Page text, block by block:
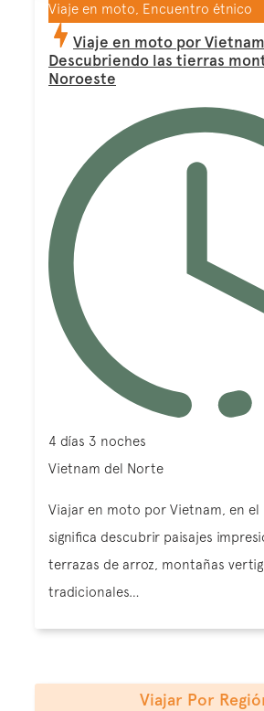
Viaje en moto, Encuentro étnico
Viaje en moto por
Descubriendo las tierras
Noroeste
4 días 3 noches
Vietnam del Norte
Viajar en moto por Vietnam, en el
significa descubrir paisajes
terrazas de arroz, montañas
tradicionales…
Viajar Por